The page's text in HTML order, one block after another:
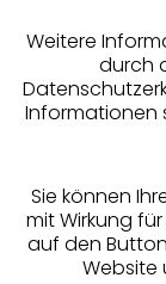
Weitere
durch
Informationen
Sie können
mit Wirkung
auf den
Website